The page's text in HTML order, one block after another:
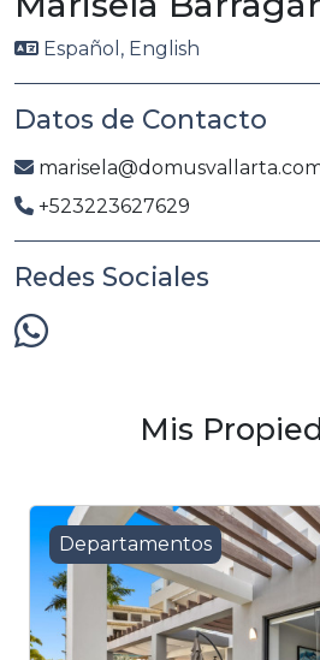
Español, English
Datos de Contacto
+523223627629
Redes Sociales
Mis
Departamentos